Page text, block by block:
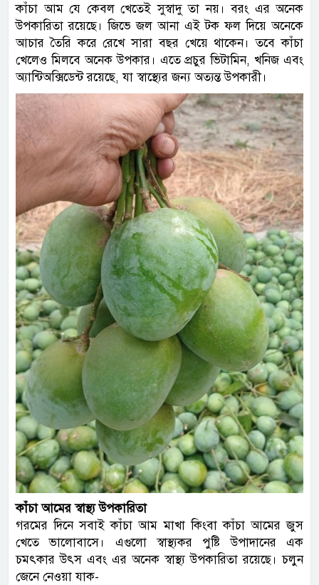
কাঁচা আম যে কেবল খেতেই সুস্বাদু তা নয়। বরং এর অনেক
উপকারিতা রয়েছে। জিভে জল আনা এই টক ফল দিয়ে অনেকে
আচার তৈরি করে রেখে সারা বছর খেয়ে থাকেন। তবে কাঁচা
খেলেও মিলবে অনেক উপকার। এতে প্রচুর ভিটামিন, খনিজ এবং
অ্যান্টিঅক্সিডেন্ট রয়েছে, যা স্বাস্থ্যের জন্য অত্যন্ত উপকারী।
কাঁচা আমের স্বাস্থ্য উপকারিতা
গরমের দিনে সবাই কাঁচা আম মাখা কিংবা কাঁচা আমের জুস
খেতে ভালোবাসে। এগুলো স্বাস্থ্যকর পুষ্টি উপাদানের এক
চমৎকার উৎস এবং এর অনেক স্বাস্থ্য উপকারিতা রয়েছে। চলুন
জেনে নেওয়া যাক-